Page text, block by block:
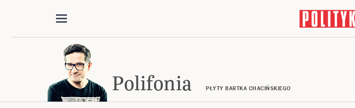
Polifonia PŁYTY BARTKA CHACIŃSKIEGO